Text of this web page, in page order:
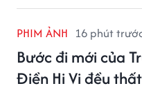
PHIM ẢNH 16 phút
Bước đi mới của
Điền Hi Vi đều